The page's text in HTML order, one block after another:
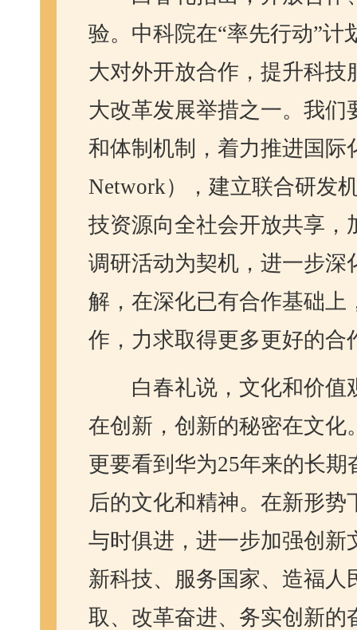
验。中科院在“率先行动”计
大对外开放合作，提升科技
大改革发展举措之一。我
和体制机制，着力推进国
Network），建立联合研发
技资源向全社会开放共享
调研活动为契机，进一步
解，在深化已有合作基础
作，力求取得更多更好的合
白春礼说，文化和价
在创新，创新的秘密在文
更要看到华为25年来的长期
后的文化和精神。在新形
与时俱进，进一步加强创
新科技、服务国家、造福
取、改革奋进、务实创新